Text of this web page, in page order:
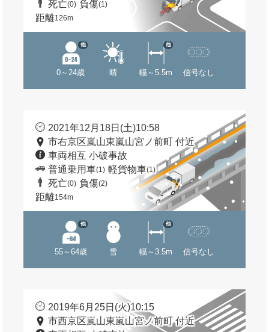
死亡(0) 負傷(1)
距離126m
0～24歳
他
晴 幅～5.5m
他
信号なし
2021年12月18日(土)10:58
市右京区嵐山東嵐山宮ノ前町 付近
車両相互 小破事故
普通乗用車(1) 軽貨物車(1)
死亡(0) 負傷(2)
距離154m
55～64歳
他
雪 幅～3.5m
他
信号なし
2019年6月25日(火)10:15
市西京区嵐山東嵐山宮ノ前町 付近